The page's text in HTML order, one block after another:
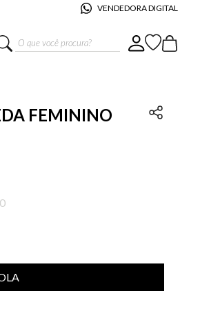
VENDEDORA DIGITAL
que você procura?
FEMININO